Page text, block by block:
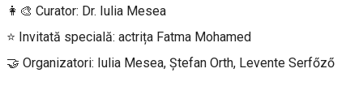
👩‍🎨 Curator: Dr. Iulia Mesea
⭐ Invitată specială: actrița Fatma Mohamed
🤝 Organizatori: Iulia Mesea, Ștefan Orth, Levente Serfőző